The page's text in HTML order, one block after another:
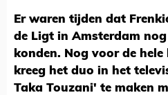
Er waren tijden dat
de Ligt in Amsterdam nog
konden. Nog voor de
kreeg het duo in het
Taka Touzani' te maken